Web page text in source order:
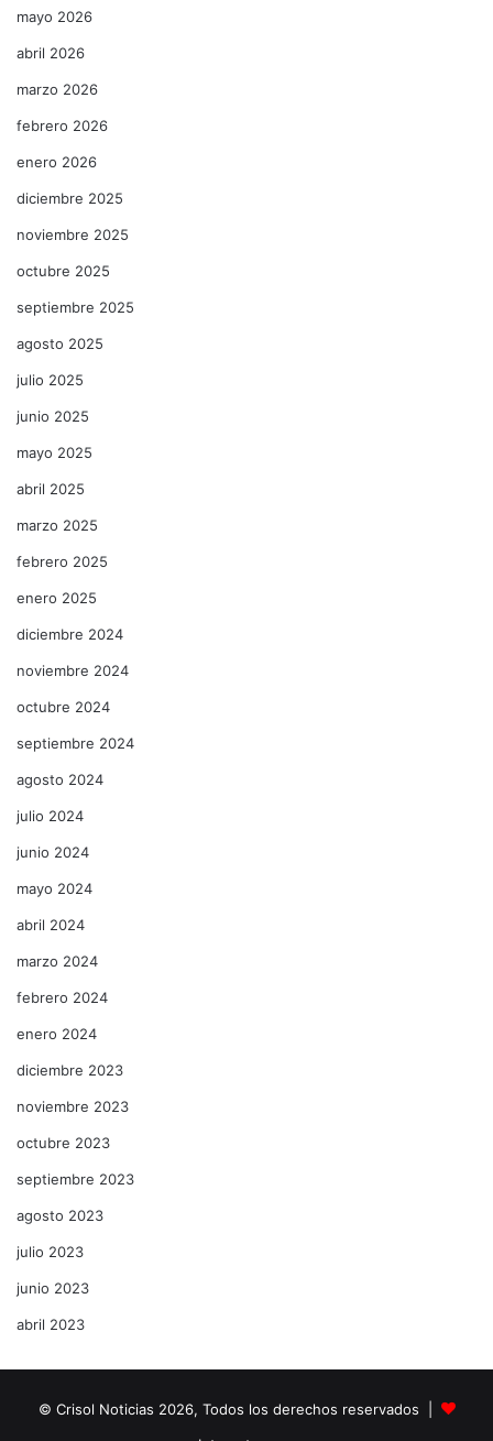
mayo 2026
abril 2026
marzo 2026
febrero 2026
enero 2026
diciembre 2025
noviembre 2025
octubre 2025
septiembre 2025
agosto 2025
julio 2025
junio 2025
mayo 2025
abril 2025
marzo 2025
febrero 2025
enero 2025
diciembre 2024
noviembre 2024
octubre 2024
septiembre 2024
agosto 2024
julio 2024
junio 2024
mayo 2024
abril 2024
marzo 2024
febrero 2024
enero 2024
diciembre 2023
noviembre 2023
octubre 2023
septiembre 2023
agosto 2023
julio 2023
junio 2023
abril 2023
© Crisol Noticias 2026, Todos los derechos reservados |